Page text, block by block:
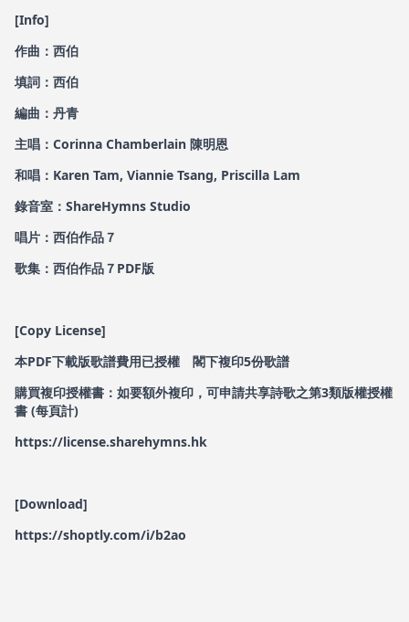
[Info]
作曲：西伯
填詞：西伯
編曲：丹青
主唱：Corinna Chamberlain 陳明恩
和唱：Karen Tam, Viannie Tsang, Priscilla Lam
錄音室：ShareHymns Studio
唱片：西伯作品７
歌集：西伯作品７PDF版
[Copy License]
本PDF下載版歌譜費用已授權 閣下複印5份歌譜
購買複印授權書：如要額外複印，可申請共享詩歌之第3類版權授權
書 (每頁計)
https://license.sharehymns.hk
[Download]
https://shoptly.com/i/b2ao